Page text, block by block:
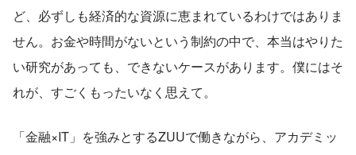
ど、必ずしも経済的な資源に恵まれているわけではありま
せん。お金や時間がないという制約の中で、本当はやりた
い研究があっても、できないケースがあります。僕にはそ
れが、すごくもったいなく思えて。
「金融×IT」を強みとするZUUで働きながら、アカデミッ